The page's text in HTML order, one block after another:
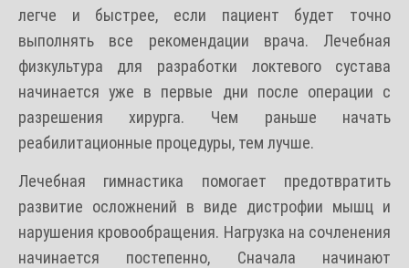
легче и быстрее, если пациент будет точно
выполнять все рекомендации врача. Лечебная
физкультура для разработки локтевого сустава
начинается уже в первые дни после операции с
разрешения хирурга. Чем раньше начать
реабилитационные процедуры, тем лучше.
Лечебная гимнастика помогает предотвратить
развитие осложнений в виде дистрофии мышц и
нарушения кровообращения. Нагрузка на сочленения
начинается постепенно, Сначала начинают